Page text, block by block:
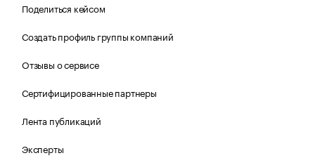
Поделиться кейсом
Создать профиль группы компаний
Отзывы о сервисе
Сертифицированные партнеры
Лента публикаций
Эксперты